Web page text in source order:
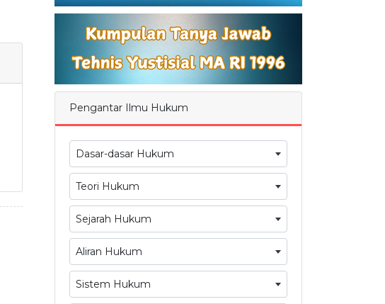
Pengantar Ilmu Hukum
Dasar-dasar Hukum
Teori Hukum
Sejarah Hukum
Aliran Hukum
Sistem Hukum